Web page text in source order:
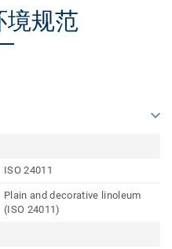
境规范
ISO 24011
Plain and decorative linoleum
(ISO 24011)